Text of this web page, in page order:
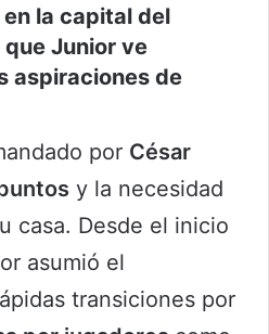
la capital del
Junior ve
aspiraciones de
por César
y la necesidad
casa. Desde el inicio
asumió el
transiciones por